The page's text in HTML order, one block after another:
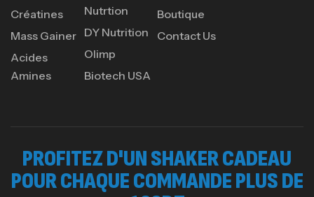
Créatines
Mass Gainer
Acides
Amines
Nutrtion
DY Nutrition
Olimp
Biotech USA
Boutique
Contact Us
PROFITEZ D'UN SHAKER CADEAU
POUR CHAQUE COMMANDE PLUS DE